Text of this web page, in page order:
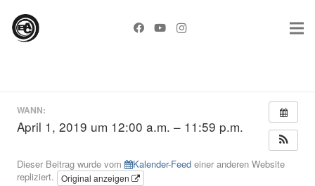
WANN:
April 1, 2019 um 12:00 a.m. – 11:59 p.m.
Dieser Beitrag wurde vom Kalender-Feed einer anderen Website
repliziert.
Original anzeigen